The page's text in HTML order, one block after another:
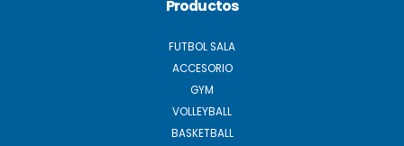
Productos
FUTBOL SALA
ACCESORIO
GYM
VOLLEYBALL
BASKETBALL